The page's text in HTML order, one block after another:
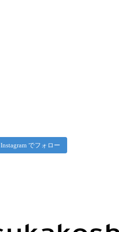
Instagram でフォロー